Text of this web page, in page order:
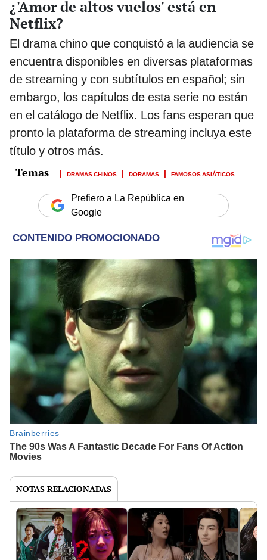
¿'Amor de altos vuelos' está en
Netflix?
El drama chino que conquistó a la audiencia se
encuentra disponibles en diversas plataformas
de streaming y con subtítulos en español; sin
embargo, los capítulos de esta serie no están
en el catálogo de Netflix. Los fans esperan que
pronto la plataforma de streaming incluya este
título y otros más.
DRAMAS CHINOS DORAMAS FAMOSOS ASIÁTICOS
Prefiero a La República en
Google
NOTAS RELACIONADAS